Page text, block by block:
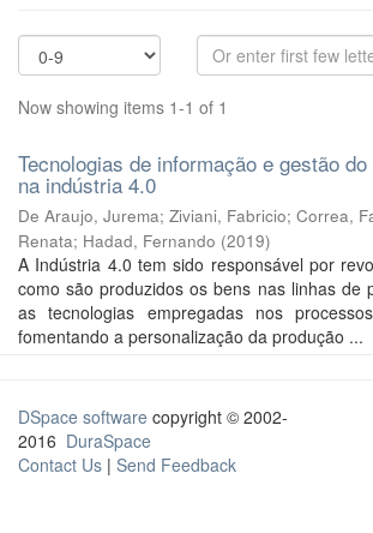
Now showing items 1-1 of 1
Tecnologias de informação e gestão
na indústria 4.0
De Araujo, Jurema; Ziviani, Fabricio; Correa,
Renata; Hadad, Fernando (2019)
A Indústria 4.0 tem sido responsável por
como são produzidos os bens nas linhas de
as tecnologias empregadas nos
fomentando a personalização da produção ...
DSpace software copyright © 2002-
2016 DuraSpace
Contact Us | Send Feedback